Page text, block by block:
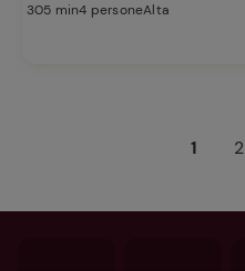
305 min4 personeAlta
1 2